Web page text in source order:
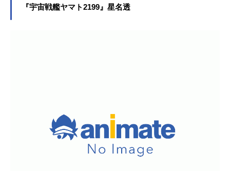
『宇宙戦艦ヤマト2199』星名透